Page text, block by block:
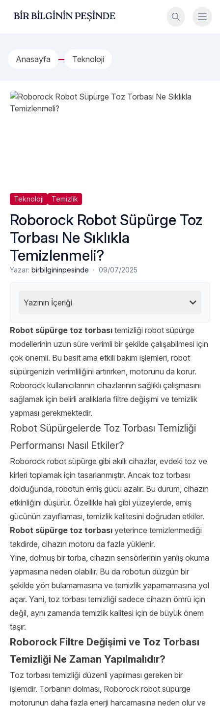
Bir Bilginin Peşinde!
Anasayfa Teknoloji
Teknoloji Temizlik
Roborock Robot Süpürge Toz
Torbası Ne Sıklıkla
Temizlenmeli?
Yazar: birbilgininpesinde · 09/07/2025
Yazının İçeriği
Robot süpürge toz torbası temizliği robot süpürge
modellerinin uzun süre verimli bir şekilde çalışabilmesi için
çok önemli. Bu basit ama etkili bakım işlemleri, robot
süpürgenizin verimliliğini artırırken, motorunu da korur.
Roborock kullanıcılarının cihazlarının sağlıklı çalışmasını
sağlamak için belirli aralıklarla filtre değişimi ve temizlik
yapması gerekmektedir.
Robot Süpürgelerde Toz Torbası Temizliği
Performansı Nasıl Etkiler?
Roborock robot süpürge gibi akıllı cihazlar, evdeki toz ve
kirleri toplamak için tasarlanmıştır. Ancak toz torbası
dolduğunda, robotun emiş gücü azalır. Bu durum, cihazın
etkinliğini düşürür. Özellikle halı gibi yüzeylerde, emiş
gücünün zayıflaması, temizlik kalitesini doğrudan etkiler.
Robot süpürge toz torbası yeterince temizlenmediği
takdirde, cihazın motoru da fazla yüklenir.
Yine, dolmuş bir torba, cihazın sensörlerinin yanlış okuma
yapmasına neden olabilir. Bu da robotun düzgün bir
şekilde yön bulamamasına ve temizlik yapamamasına yol
açar. Yani, toz torbası temizliği sadece cihazın ömrü için
değil, aynı zamanda temizlik kalitesi için de büyük önem
taşır.
Roborock Filtre Değişimi ve Toz Torbası
Temizliği Ne Zaman Yapılmalıdır?
Toz torbası temizliği düzenli yapılması gereken bir
işlemdir. Torbanın dolması, Roborock robot süpürge
motorunun daha fazla enerji harcamasına neden olur ve